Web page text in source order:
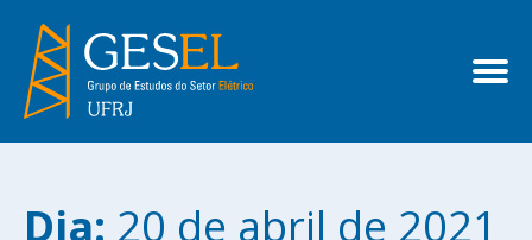
Dia: 20 de abril de 2021